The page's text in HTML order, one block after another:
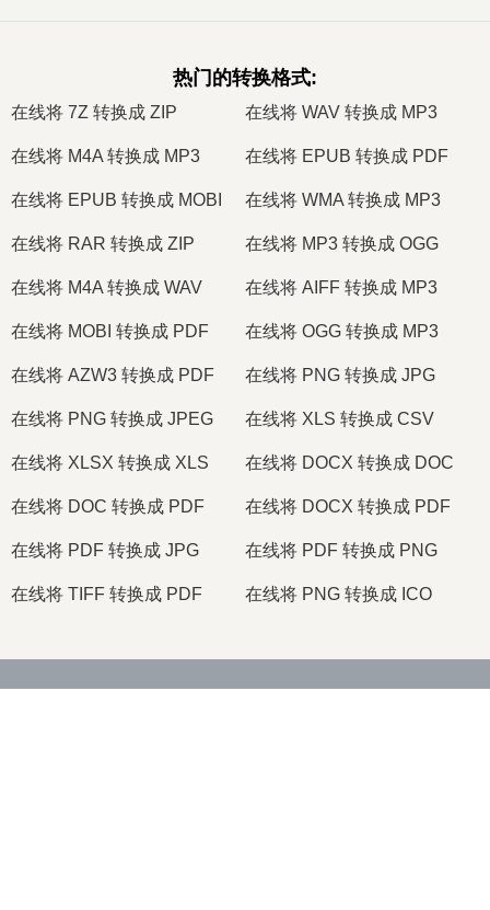
热门的转换格式:
在线将 7Z 转换成 ZIP 在线将 WAV 转换成 MP3
在线将 M4A 转换成 MP3 在线将 EPUB 转换成 PDF
在线将 EPUB 转换成 MOBI 在线将 WMA 转换成 MP3
在线将 RAR 转换成 ZIP 在线将 MP3 转换成 OGG
在线将 M4A 转换成 WAV 在线将 AIFF 转换成 MP3
在线将 MOBI 转换成 PDF 在线将 OGG 转换成 MP3
在线将 AZW3 转换成 PDF 在线将 PNG 转换成 JPG
在线将 PNG 转换成 JPEG 在线将 XLS 转换成 CSV
在线将 XLSX 转换成 XLS 在线将 DOCX 转换成 DOC
在线将 DOC 转换成 PDF 在线将 DOCX 转换成 PDF
在线将 PDF 转换成 JPG 在线将 PDF 转换成 PNG
在线将 TIFF 转换成 PDF 在线将 PNG 转换成 ICO